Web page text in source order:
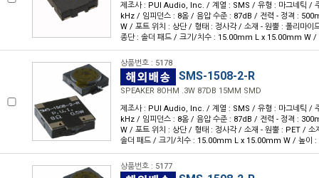
제조사 : PUI Audio, Inc. / 계열 : SMS / 유형 : 마그네틱 /
kHz / 임피던스 : 8옴 / 음압 수준 : 87dB / 전력 - 정격 :
W / 포트 위치 : 상단 / 형태 : 정사각 / 소재 - 원뿔 : 폴리마
종단 : 솔더 패드 / 크기/치수 : 15.00mm L x 15.00mm W
상품번호 : 5178
SMS-1508-2-R
SPEAKER 8OHM .3W 87DB 15MM SMD
제조사 : PUI Audio, Inc. / 계열 : SMS / 유형 : 마그네틱 /
kHz / 임피던스 : 8옴 / 음압 수준 : 87dB / 전력 - 정격 :
W / 포트 위치 : 상단 / 형태 : 정사각 / 소재 - 원뿔 : PET /
솔더 패드 / 크기/치수 : 15.00mm L x 15.00mm W / 높이
상품번호 : 5177